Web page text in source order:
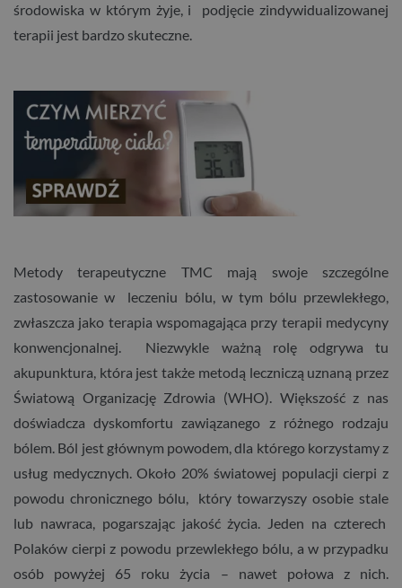
środowiska w którym żyje, i podjęcie zindywidualizowanej
terapii jest bardzo skuteczne.
Metody terapeutyczne TMC mają swoje szczególne
zastosowanie w leczeniu bólu, w tym bólu przewlekłego,
zwłaszcza jako terapia wspomagająca przy terapii medycyny
konwencjonalnej. Niezwykle ważną rolę odgrywa tu
akupunktura, która jest także metodą leczniczą uznaną przez
Światową Organizację Zdrowia (WHO). Większość z nas
doświadcza dyskomfortu zawiązanego z różnego rodzaju
bólem. Ból jest głównym powodem, dla którego korzystamy z
usług medycznych. Około 20% światowej populacji cierpi z
powodu chronicznego bólu, który towarzyszy osobie stale
lub nawraca, pogarszając jakość życia. Jeden na czterech
Polaków cierpi z powodu przewlekłego bólu, a w przypadku
osób powyżej 65 roku życia – nawet połowa z nich.